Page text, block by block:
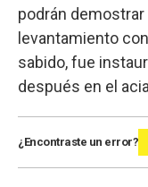
podrán
levantamiento
sabido, fue
después en el
¿Encontraste un error?